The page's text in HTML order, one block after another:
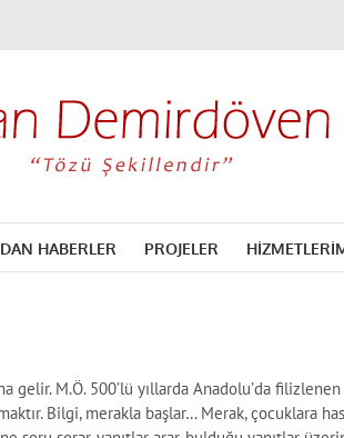
HABERLER PROJELER
gelir. M.Ö. 500’lü yıllarda Anadolu’da filizlenen
Bilgi, merakla başlar… Merak, çocuklara